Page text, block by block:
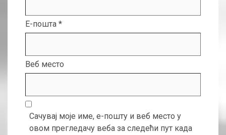
Е-пошта *
Веб место
Сачувај моје име, е-пошту и веб место у
овом прегледачу веба за следећи пут када